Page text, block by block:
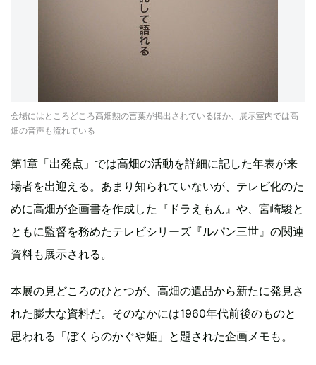
会場にはところどころ高畑勲の言葉が掲出されているほか、展示室内では高
畑の音声も流れている
第1章「出発点」では高畑の活動を詳細に記した年表が来
場者を出迎える。あまり知られていないが、テレビ化のた
めに高畑が企画書を作成した『ドラえもん』や、宮崎駿と
ともに監督を務めたテレビシリーズ『ルパン三世』の関連
資料も展示される。
本展の見どころのひとつが、高畑の遺品から新たに発見さ
れた膨大な資料だ。そのなかには1960年代前後のものと
思われる「ぼくらのかぐや姫」と題された企画メモも。